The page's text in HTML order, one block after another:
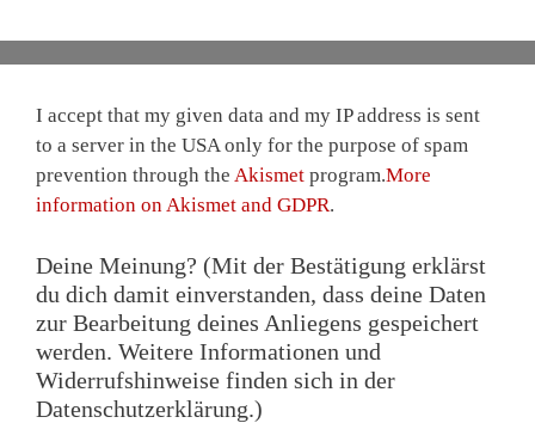
I accept that my given data and my IP address is sent
to a server in the USA only for the purpose of spam
prevention through the Akismet program.More
information on Akismet and GDPR.
Deine Meinung? (Mit der Bestätigung erklärst
du dich damit einverstanden, dass deine Daten
zur Bearbeitung deines Anliegens gespeichert
werden. Weitere Informationen und
Widerrufshinweise finden sich in der
Datenschutzerklärung.)